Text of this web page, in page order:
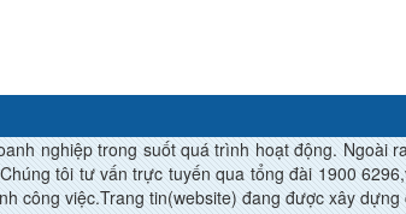
nghiệp trong suốt quá trình hoạt động.
tôi tư vấn trực tuyến qua tổng đài 1900
công việc.Trang tin(website) đang được xây